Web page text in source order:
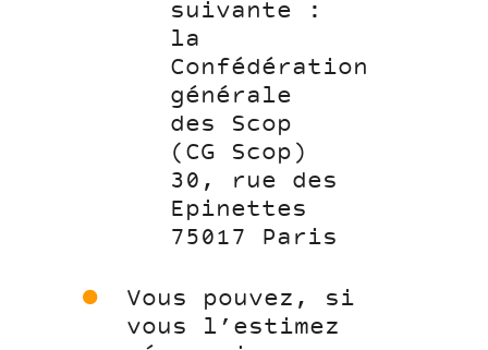
suivante :
la
Confédération
générale
des Scop
(CG Scop)
30, rue des
Epinettes
75017 Paris
Vous pouvez, si
vous l’estimez